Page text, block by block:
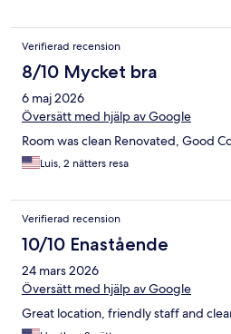
Verifierad recension
8/10 Mycket bra
6 maj 2026
Översätt med hjälp av Google
Room was clean Renovated, Good
Luis, 2 nätters resa
Verifierad recension
10/10 Enastående
24 mars 2026
Översätt med hjälp av Google
Great location, friendly staff and